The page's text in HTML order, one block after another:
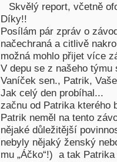
Skvělý report, včetně
Díky!!
Posílám pár zpráv o
načechraná a citlivě
možná mohlo přijet více
V depu se z našeho
Vaníček sen., Patrik,
Jak celý den probíhal...
začnu od Patrika kterého
Patrik neměl na tento
nějaké důležitější
nebyly nějaký ženský
mu „Áčko“!) a tak